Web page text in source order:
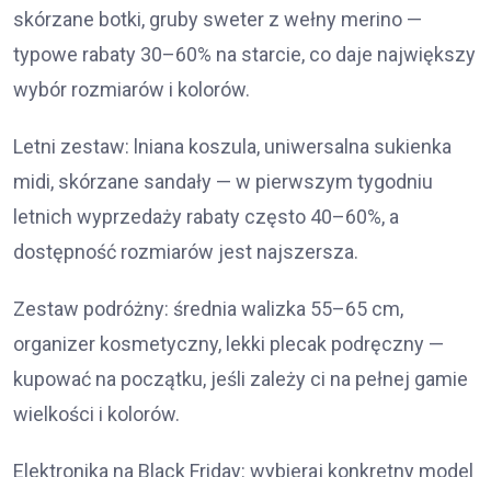
skórzane botki, gruby sweter z wełny merino —
typowe rabaty 30–60% na starcie, co daje największy
wybór rozmiarów i kolorów.
Letni zestaw: lniana koszula, uniwersalna sukienka
midi, skórzane sandały — w pierwszym tygodniu
letnich wyprzedaży rabaty często 40–60%, a
dostępność rozmiarów jest najszersza.
Zestaw podróżny: średnia walizka 55–65 cm,
organizer kosmetyczny, lekki plecak podręczny —
kupować na początku, jeśli zależy ci na pełnej gamie
wielkości i kolorów.
Elektronika na Black Friday: wybieraj konkretny model